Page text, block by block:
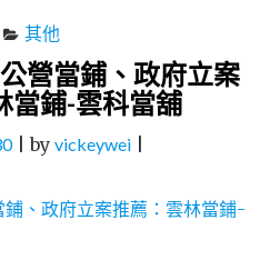
案、
台
中
當
薦：
其他
營當鋪、政府立案
當鋪-雲科當舖
|by vickeywei|